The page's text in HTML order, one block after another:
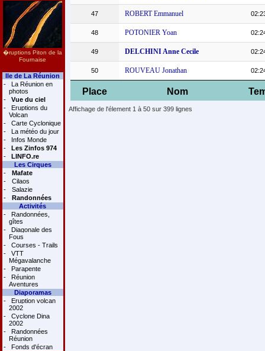
�ruptions Piton de la
Fournaise
Ile de La Réunion
-
La Réunion en
photos
-
Vue du ciel
-
Eruptions du
Volcan
-
Carte Cyclonique
-
La météo du jour
-
Infos Monde
-
Les Zinfos 974
-
LINFO.re
Les Cirques
-
Mafate
-
Cilaos
-
Salazie
-
Randonnées
Activités
-
Randonnées,
gîtes
-
Diagonale des
Fous
-
Courses - Trails
-
VTT
Mégavalanche
-
Parapente
-
Réunion
Aventures
Diaporamas
-
Eruption volcan
2002
-
Cyclone Dina
2002
-
Randonnées
Réunion
-
Fonds d'écran
Place Nom
47 ROBERT Emmanuel
48 POTONIER Yoan
49 DELCHINI Anne Cecile
50 ROUVEAU Jonathan
Affichage de l'élement 1 à 50 sur 399 lignes